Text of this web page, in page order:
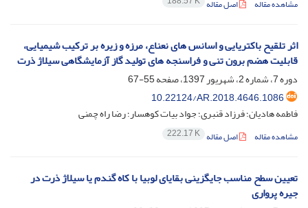
مشاهده مقاله اصل مقاله
اثر تلقیح باکتریایی و اسانس های نعناع، مرزه و زیره بر ترکیب شیمیایی،
قابلیت هضم برون تنی و فراسنجه های تولید گاز آزمایشگاهی سیلاژ ذرت
دوره 7، شماره 2، شهریور 1397، صفحه
55-67
10.22124/AR.2018.4646.1086
فاطمه هادیان؛ فرزاد قنبری؛ جواد بیات کوهسار؛ رضا راه چمنی
مشاهده مقاله اصل مقاله 222.17 K
تعیین سطح مناسب جایگزینی بقایای لوبیا با کاه گندم یا سیلاژ ذرت در
جیره پرواری